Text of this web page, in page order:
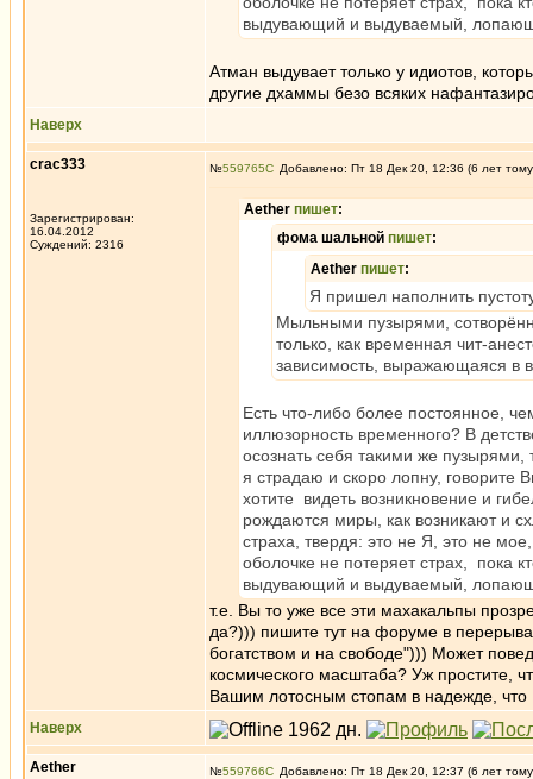
выдувающий и выдуваемый,
Атман выдувает только у идиотов,
другие дхаммы безо всяких
Наверх
crac333
Зарегистрирован:
16.04.2012
Суждений: 2316
№559765 Добавлено: Пт 18 Дек 20, 12:36 (6 лет
Aether пишет:
фома шальной пишет:
Aether пишет:
Я пришел наполнить
Мыльными пузырями,
только, как временная чит-
зависимость, выражающаяся в
Есть что-либо более постоянное,
иллюзорность временного? В
осознать себя такими же пузырями,
я страдаю и скоро лопну, говорите
хотите видеть возникновение и
рождаются миры, как возникают и
страха, твердя: это не Я, это не
оболочке не потеряет страх, пока
выдувающий и выдуваемый,
т.е. Вы то уже все эти махакальпы
да?))) пишите тут на форуме в
богатством и на свободе"))) Может
космического масштаба? Уж простите,
Вашим лотосным стопам в надежде, что
Наверх
Aether №559766 Добавлено: Пт 18 Дек 20, 12:37 (6 лет